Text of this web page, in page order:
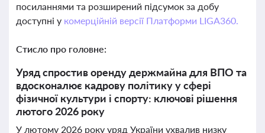
посиланнями та розширений підсумок за добу
доступні у комерційній версії Платформи LIGA360.
Стисло про головне:
Уряд спростив оренду держмайна для ВПО та
вдосконалює кадрову політику у сфері
фізичної культури і спорту: ключові рішення
лютого 2026 року
У лютому 2026 року уряд України ухвалив низку